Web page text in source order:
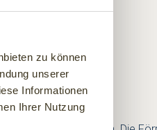
zu können
unserer
Informationen
Ihrer Nutzung